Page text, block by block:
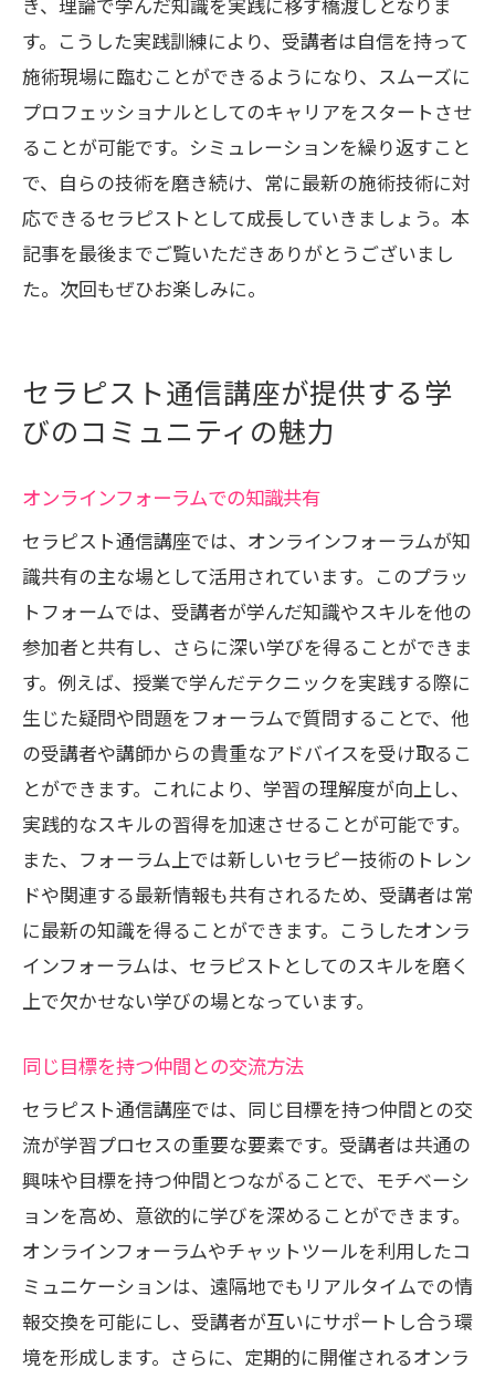
す。こうした実践訓練により、受講者は自信を持って
施術現場に臨むことができるようになり、スムーズに
プロフェッショナルとしてのキャリアをスタートさせ
ることが可能です。シミュレーションを繰り返すこと
で、自らの技術を磨き続け、常に最新の施術技術に対
応できるセラピストとして成長していきましょう。本
記事を最後までご覧いただきありがとうございまし
た。次回もぜひお楽しみに。
セラピスト通信講座が提供する学
びのコミュニティの魅力
オンラインフォーラムでの知識共有
セラピスト通信講座では、オンラインフォーラムが知
識共有の主な場として活用されています。このプラッ
トフォームでは、受講者が学んだ知識やスキルを他の
参加者と共有し、さらに深い学びを得ることができま
す。例えば、授業で学んだテクニックを実践する際に
生じた疑問や問題をフォーラムで質問することで、他
の受講者や講師からの貴重なアドバイスを受け取るこ
とができます。これにより、学習の理解度が向上し、
実践的なスキルの習得を加速させることが可能です。
また、フォーラム上では新しいセラピー技術のトレン
ドや関連する最新情報も共有されるため、受講者は常
に最新の知識を得ることができます。こうしたオンラ
インフォーラムは、セラピストとしてのスキルを磨く
上で欠かせない学びの場となっています。
同じ目標を持つ仲間との交流方法
セラピスト通信講座では、同じ目標を持つ仲間との交
流が学習プロセスの重要な要素です。受講者は共通の
興味や目標を持つ仲間とつながることで、モチベーシ
ョンを高め、意欲的に学びを深めることができます。
オンラインフォーラムやチャットツールを利用したコ
ミュニケーションは、遠隔地でもリアルタイムでの情
報交換を可能にし、受講者が互いにサポートし合う環
境を形成します。さらに、定期的に開催されるオンラ